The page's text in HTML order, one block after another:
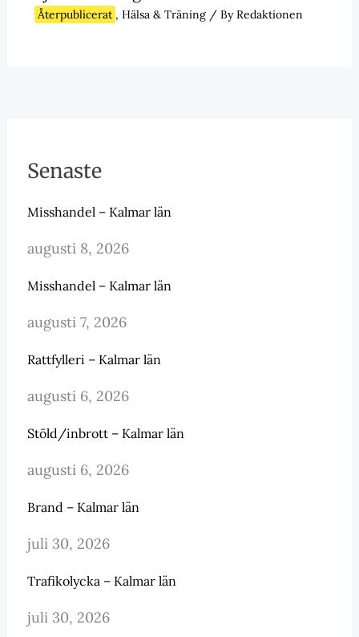
Återpublicerat , Hälsa & Träning/ ByRedaktionen
Senaste
Misshandel – Kalmar län
augusti 8, 2026
Misshandel – Kalmar län
augusti 7, 2026
Rattfylleri – Kalmar län
augusti 6, 2026
Stöld/inbrott – Kalmar län
augusti 6, 2026
Brand – Kalmar län
juli 30, 2026
Trafikolycka – Kalmar län
juli 30, 2026